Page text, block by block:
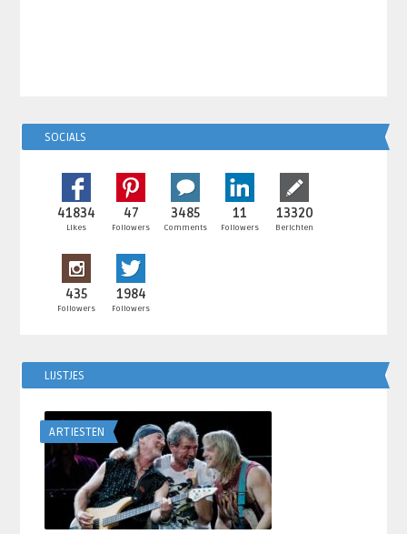
SOCIALS
41834
Likes
47
Followers
3485
Comments
11
Followers
13320
Berichten
435
Followers
1984
Followers
LIJSTJES
ARTIESTEN